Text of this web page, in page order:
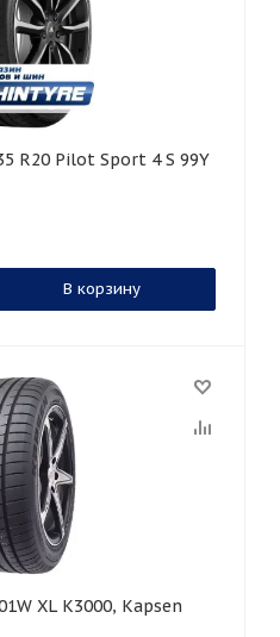
35 R20 Pilot Sport 4 S 99Y
В корзину